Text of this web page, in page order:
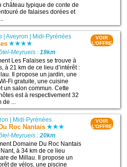
château typique de conte de
de falaises dorées et
|Aveyron | Midi-Pyrénées
Meyrueis :19km
Les Falaises se trouve à
à 21 km de ce lieu d’intérêt :
Il propose un jardin, une
Fi gratuite, une cuisine
un salon commun. Cette
est à respectivement 32
de ...
VOIR
L'OFFRE
Midi-Pyrénées
Roc Nantais
Meyrueis :20km
Domaine Du Roc Nantais
à 34 km de ce lieu
de Millau. Il propose un
de vélos, une piscine
VOIR
L'OFFRE